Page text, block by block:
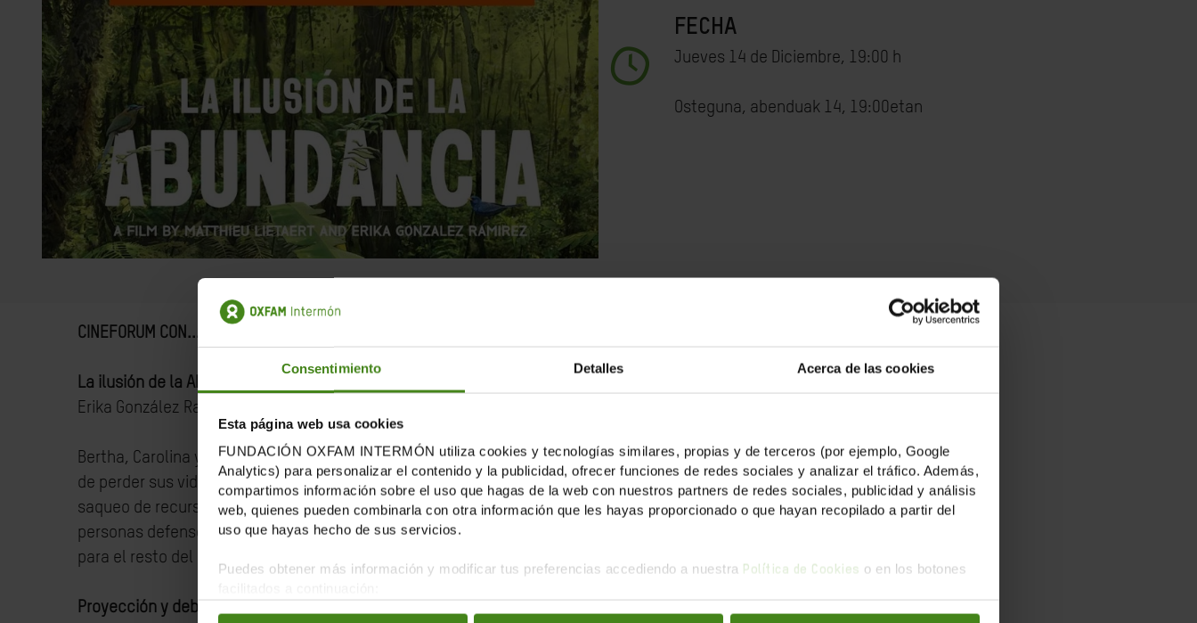
Consentimiento Detalles Acerca de las cookies
Esta página web usa cookies
FUNDACIÓN OXFAM INTERMÓN utiliza cookies y tecnologías similares, propias y de terceros (por ejemplo, Google
Analytics) para personalizar el contenido y la publicidad, ofrecer funciones de redes sociales y analizar el tráfico. Además,
compartimos información sobre el uso que hagas de la web con nuestros partners de redes sociales, publicidad y análisis
web, quienes pueden combinarla con otra información que les hayas proporcionado o que hayan recopilado a partir del
uso que hayas hecho de sus servicios.
Puedes obtener más información y modificar tus preferencias accediendo a nuestra Política de Cookies o en los botones
FECHA
Jueves 14 de Diciembre, 19:00 h
Osteguna, abenduak 14, 19:00etan
CINEFORUM CON...
La ilusión de la Abundancia
Erika González Ramírez y Matt Lietaert, 2022, 58 minutos.
Bertha, Carolina y Máxima, con su incansable activismo ambiental, protegen a su entorno y comunidad aun a riesgo
de perder sus vidas. El colonialismo no ha terminado: esa es la inquietante conclusión de este documental sobre el
saqueo de recursos en América Latina. Con impresionantes imágenes, este documental es un homenaje a las
personas defensoras del medio ambiente en lugares como Perú, Honduras y Brasil. Y también una llamada de alerta
para el resto del mundo.
Proyección y debate